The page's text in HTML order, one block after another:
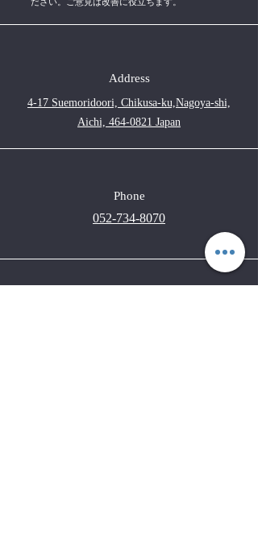
Address
4-17 Suemoridoori, Chikusa-ku,Nagoya-shi,
Aichi, 464-0821 Japan
Phone
052-734-8070